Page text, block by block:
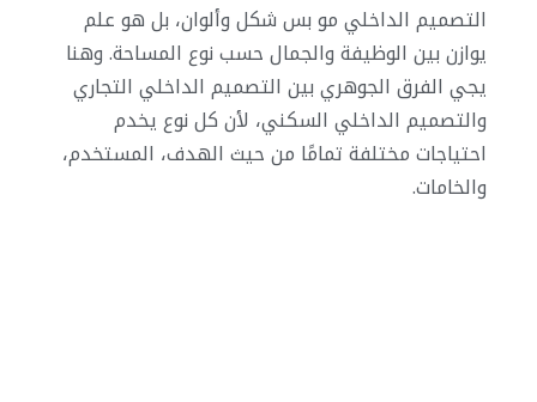
التصميم الداخلي مو بس شكل وألوان، بل هو علم
يوازن بين الوظيفة والجمال حسب نوع المساحة. وهنا
يجي الفرق الجوهري بين التصميم الداخلي التجاري
والتصميم الداخلي السكني، لأن كل نوع يخدم
احتياجات مختلفة تمامًا من حيث الهدف، المستخدم،
والخامات.